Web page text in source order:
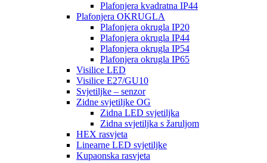
Plafonjera kvadratna IP44
Plafonjera OKRUGLA
Plafonjera okrugla IP20
Plafonjera okrugla IP44
Plafonjera okrugla IP54
Plafonjera okrugla IP65
Visilice LED
Visilice E27/GU10
Svjetiljke – senzor
Zidne svjetiljke OG
Zidna LED svjetiljka
Zidna svjetiljka s žaruljom
HEX rasvjeta
Linearne LED svjetiljke
Kupaonska rasvjeta